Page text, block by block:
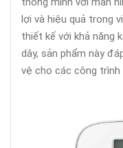
lợi và hiệu quả trong
thiết kế với khả năng
dây, sản phẩm này
vệ cho các công trình